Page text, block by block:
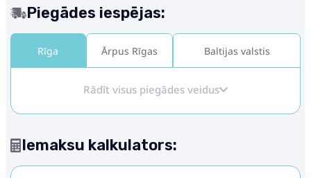
Piegādes iespējas:
Rīga Ārpus Rīgas Baltijas valstis
Rādīt visus piegādes veidus
Iemaksu kalkulators: